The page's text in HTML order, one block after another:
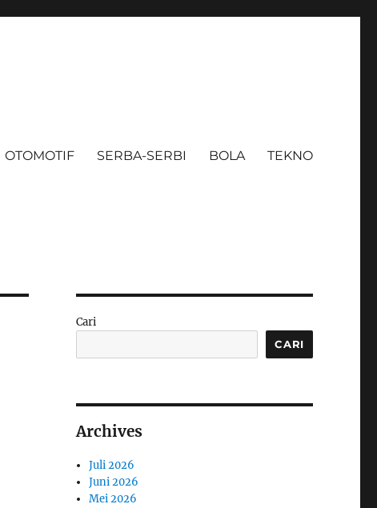
OTOMOTIF SERBA-SERBI BOLA TEKNO
Cari
CARI
Archives
Juli 2026
Juni 2026
Mei 2026